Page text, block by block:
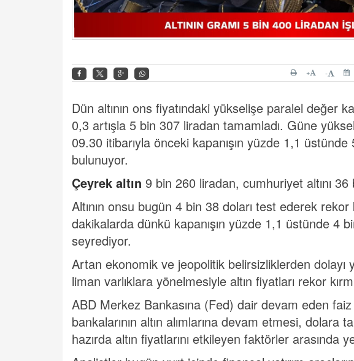
-
+
Dün altının ons fiyatındaki yükselişe paralel değer
0,3 artışla 5 bin 307 liradan tamamladı. Güne
09.30 itibarıyla önceki kapanışın yüzde 1,1
bulunuyor.
Çeyrek altın 9 bin 260 liradan, cumhuriyet altını 36
Altının onsu bugün 4 bin 38 doları test ederek rekor
dakikalarda dünkü kapanışın yüzde 1,1 üstünde 4
seyrediyor.
Artan ekonomik ve jeopolitik belirsizliklerden dolayı
liman varlıklara yönelmesiyle altın fiyatları rekor
ABD Merkez Bankasına (Fed) dair devam eden
bankalarının altın alımlarına devam etmesi, dolara
hazırda altın fiyatlarını etkileyen faktörler arasında